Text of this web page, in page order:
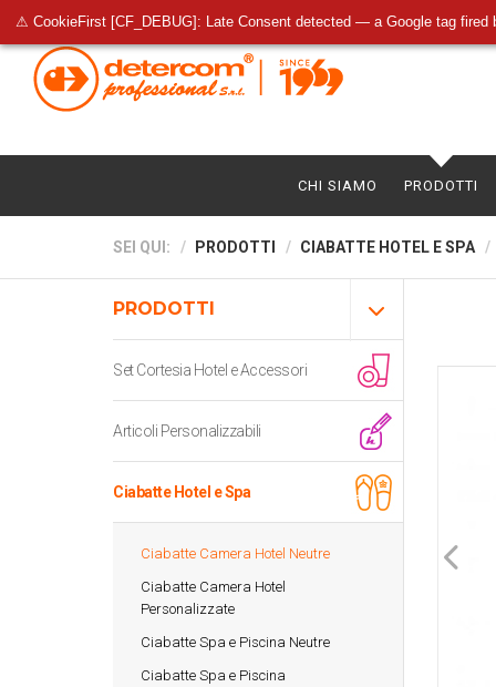
⚠ CookieFirst [CF_DEBUG]: Late Consent detected — a Google tag fired
CHI SIAMO PRODOTTI
SEI QUI: PRODOTTI CIABATTE HOTEL E SPA
PRODOTTI
Set Cortesia Hotel e Accessori
Articoli Personalizzabili
Ciabatte Hotel e Spa
Ciabatte Camera Hotel Neutre
Ciabatte Camera Hotel
Personalizzate
Ciabatte Spa e Piscina Neutre
Ciabatte Spa e Piscina